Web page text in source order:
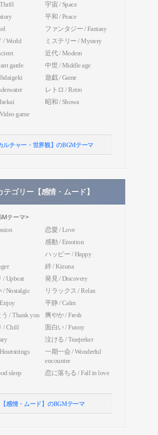
宇宙 / Space
平和 / Peace
ファンタジー / Fantasy
/ World
ミステリー / Mystery
近代 / Modern
garde
中世 / Middle age
遊戯 / Game
レトロ / Retro
昭和 / Showa
game
ルチャー・世界観】のBGMテーマ
テゴリー【感情・ムード】
テーマ>
恋愛 / Love
感動 / Emotion
ハッピー / Happy
絆 / Kizuna
/ Upbeat
発見 / Discovery
/ Nostalgic
リラックス / Relax
平静 / Calm
/ Thank you
爽やか / Fresh
/ Chill
面白い / Funny
泣ける / Tearjerker
一期一会 / Wonderful
encounter
sleep
恋に落ちる / Fall in love
【感情・ムード】のBGMテーマ